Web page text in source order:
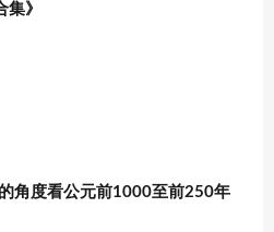
集》
角度看公元前1000至前250年